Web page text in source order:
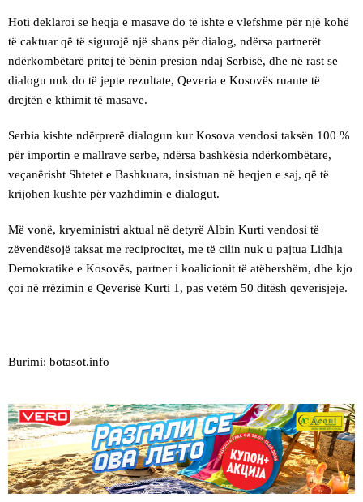
Hoti deklaroi se heqja e masave do të ishte e vlefshme për një kohë
të caktuar që të sigurojë një shans për dialog, ndërsa partnerët
ndërkombëtarë pritej të bënin presion ndaj Serbisë, dhe në rast se
dialogu nuk do të jepte rezultate, Qeveria e Kosovës ruante të
drejtën e kthimit të masave.
Serbia kishte ndërprerë dialogun kur Kosova vendosi taksën 100 %
për importin e mallrave serbe, ndërsa bashkësia ndërkombëtare,
veçanërisht Shtetet e Bashkuara, insistuan në heqjen e saj, që të
krijohen kushte për vazhdimin e dialogut.
Më vonë, kryeministri aktual në detyrë Albin Kurti vendosi të
zëvendësojë taksat me reciprocitet, me të cilin nuk u pajtua Lidhja
Demokratike e Kosovës, partner i koalicionit të atëhershëm, dhe kjo
çoi në rrëzimin e Qeverisë Kurti 1, pas vetëm 50 ditësh qeverisjeje.
Burimi: botasot.info